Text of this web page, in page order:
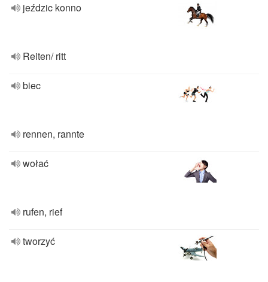
jeździc konno
Reiten/ ritt
biec
rennen, rannte
wołać
rufen, rief
tworzyć